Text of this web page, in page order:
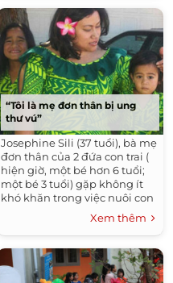
“Tôi là mẹ đơn thân bị ung
thư vú”
Josephine Sili (37 tuổi), bà mẹ
đơn thân của 2 đứa con trai (
hiện giờ, một bé hơn 6 tuổi;
một bé 3 tuổi) gặp không ít
khó khăn trong việc nuôi con
một mình. Không những thế,
Josephine con mắc căn...
Xem thêm